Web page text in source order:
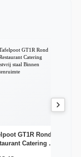
GT1R Rond
Catering ...